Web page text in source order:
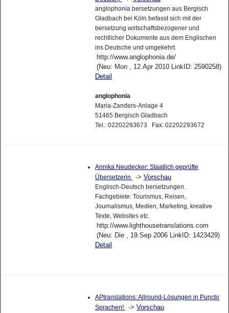
anglophonia bersetzungen aus Bergisch
Gladbach bei Köln befasst sich mit der
bersetzung wirtschaftsbezogener und
rechtlicher Dokumente aus dem Englischen
ins Deutsche und umgekehrt.
http://www.anglophonia.de/
(Neu: Mon , 12.Apr 2010 LinkID: 2590258)
Detail
anglophonia
Maria-Zanders-Anlage 4
51465 Bergisch Gladbach
Tel.: 02202293673 Fax: 02202293672
Annika Neudecker: Staatlich geprüfte
Übersetzerin
-> Vorschau
Englisch-Deutsch bersetzungen.
Fachgebiete: Tourismus, Reisen,
Journalismus, Medien, Marketing, kreative
Texte, Websites etc.
http://www.lighthousetranslations.com
(Neu: Die , 19.Sep 2006 LinkID: 1423429)
Detail
APtranslations: Allround-Lösungen in Puncto
Sprachen!
-> Vorschau